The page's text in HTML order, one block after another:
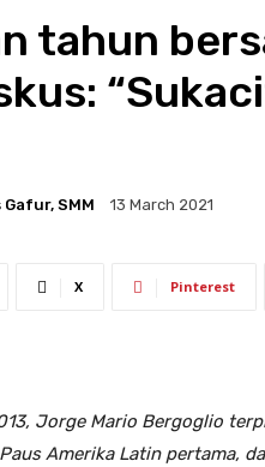
tahun
Gafur, SMM 13 March 2021
X Pinterest
Jorge Mario Bergoglio
Amerika Latin pertama,